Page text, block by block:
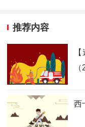
推荐内容
西